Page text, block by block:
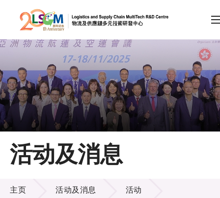
跳到内容（按回车键）
会员登录
A A EN 繁 简
主页
关于LSCM
技术商品化
活动及消息
活动及消息
主页 活动及消息 活动